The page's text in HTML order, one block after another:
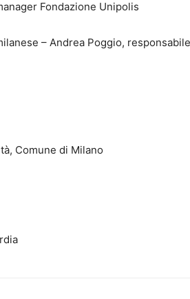
Fondazione Unipolis
– Andrea Poggio, responsabile
Comune di Milano